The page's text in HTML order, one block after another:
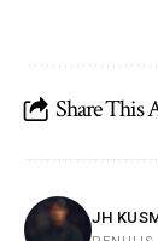
Share This
JH